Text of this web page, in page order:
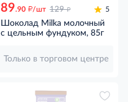
89.90 д/шт 129 д 5
Шоколад Milka молочный
с цельным фундуком, 85г
Только в торговом центре